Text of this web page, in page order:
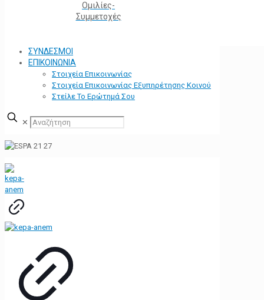
Ομιλίες-
Συμμετοχές
ΣΥΝΔΕΣΜΟΙ
ΕΠΙΚΟΙΝΩΝΙΑ
Στοιχεία Επικοινωνίας
Στοιχεία Επικοινωνίας Εξυπηρέτησης Κοινού
Στείλε Το Ερώτημά Σου
✕